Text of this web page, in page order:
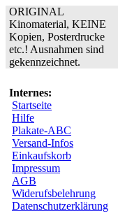
ORIGINAL
Kinomaterial, KEINE
Kopien, Posterdrucke
etc.! Ausnahmen sind
gekennzeichnet.
Internes:
Startseite
Hilfe
Plakate-ABC
Versand-Infos
Einkaufskorb
Impressum
AGB
Widerufsbelehrung
Datenschutzerklärung